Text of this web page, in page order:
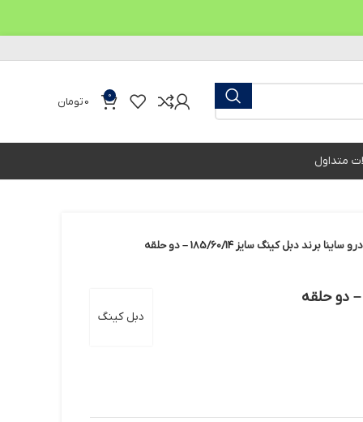
0
0تومان
متداول
برند دبل کینگ سایز 185/60/14 – دو حلقه
دبل کینگ